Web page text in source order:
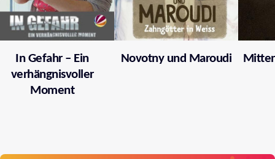
In Gefahr – Ein
verhängnisvoller
Moment
Novotny und Maroudi